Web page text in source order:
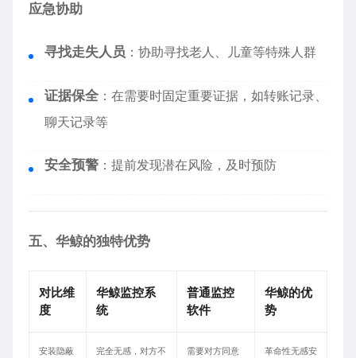
应急协助
寻找走失人员 ：协助寻找老人、儿童等特殊人群
证据保全 ：在需要时固定重要证据，如转账记录、
聊天记录等
安全预警 ：提前发现潜在风险，及时预防
五、华鲸的独特优势
对比维
度
华鲸监控系
统
普通监控
软件
华鲸的优
势
安装隐蔽
完全无感，对方不
需要对方同意
革命性无感安